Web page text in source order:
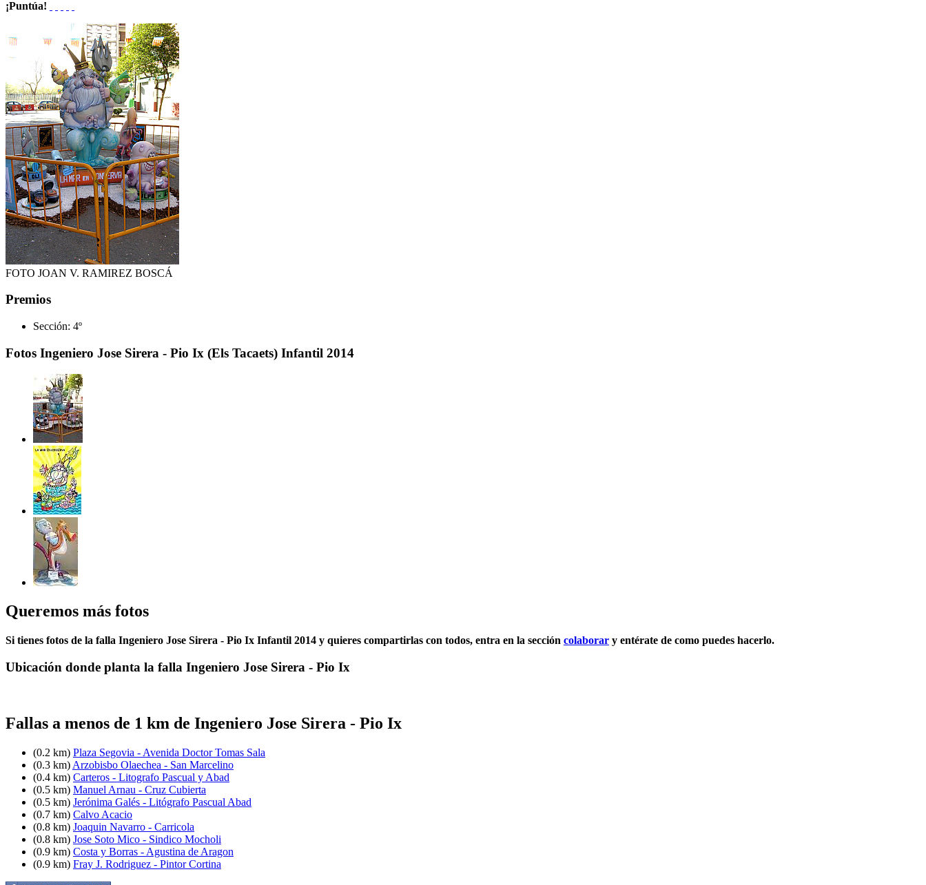
¡Puntúa!
FOTO JOAN V. RAMIREZ BOSCÁ
Premios
Sección: 4º
Fotos Ingeniero Jose Sirera - Pio Ix (Els Tacaets) Infantil 2014
Queremos más fotos
Si tienes fotos de la falla Ingeniero Jose Sirera - Pio Ix Infantil 2014 y quieres compartirlas con todos, entra en la sección colaborar y entérate de como puedes hacerlo.
Ubicación donde planta la falla Ingeniero Jose Sirera - Pio Ix
Fallas a menos de 1 km de Ingeniero Jose Sirera - Pio Ix
(0.2 km) Plaza Segovia - Avenida Doctor Tomas Sala
(0.3 km) Arzobisbo Olaechea - San Marcelino
(0.4 km) Carteros - Litografo Pascual y Abad
(0.5 km) Manuel Arnau - Cruz Cubierta
(0.5 km) Jerónima Galés - Litógrafo Pascual Abad
(0.7 km) Calvo Acacio
(0.8 km) Joaquin Navarro - Carricola
(0.8 km) Jose Soto Mico - Sindico Mocholi
(0.9 km) Costa y Borras - Agustina de Aragon
(0.9 km) Fray J. Rodriguez - Pintor Cortina